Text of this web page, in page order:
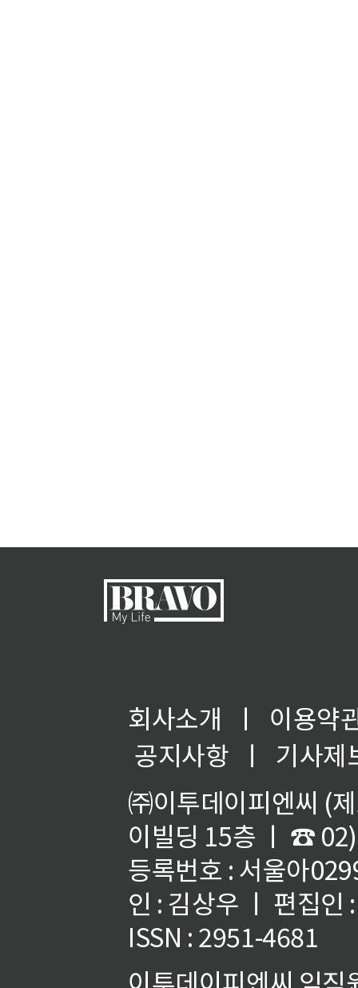
회사소개 ㅣ
이용약
공지사항
ㅣ
기사제
㈜이투데이피엔씨 (
이빌딩 15층 ㅣ ☎
등록번호 : 서울아
인 : 김상우 ㅣ 편집인
ISSN : 2951-4681